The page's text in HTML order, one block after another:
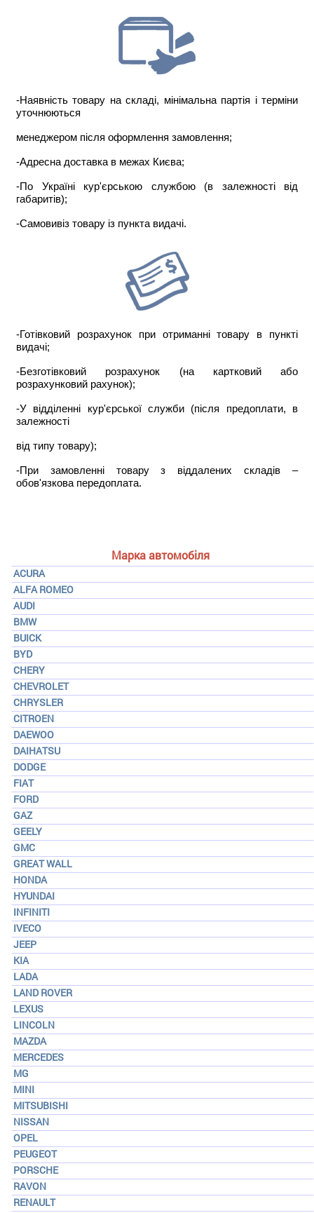
Марка автомобіля
ACURA
ALFA ROMEO
AUDI
BMW
BUICK
BYD
CHERY
CHEVROLET
CHRYSLER
CITROEN
DAEWOO
DAIHATSU
DODGE
FIAT
FORD
GAZ
GEELY
GMC
GREAT WALL
HONDA
HYUNDAI
INFINITI
IVECO
JEEP
KIA
LADA
LAND ROVER
LEXUS
LINCOLN
MAZDA
MERCEDES
MG
MINI
MITSUBISHI
NISSAN
OPEL
PEUGEOT
PORSCHE
RAVON
RENAULT
-Наявність товару на складі, мінімальна партія і терміни
уточнюються
менеджером після оформлення замовлення;
-Адресна доставка в межах Києва;
-По Україні кур'єрською службою (в залежності від
габаритів);
-Самовивіз товару із пункта видачі.
-Готівковий розрахунок при отриманні товару в пункті
видачі;
-Безготівковий розрахунок (на картковий або
розрахунковий рахунок);
-У відділенні кур'єрської служби (після предоплати, в
залежності
від типу товару);
-При замовленні товару з віддалених складів –
обов'язкова передоплата.